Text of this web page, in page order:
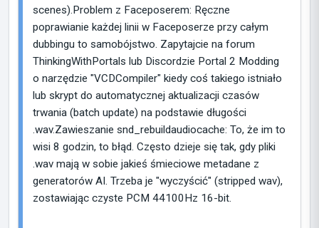
scenes).Problem z Faceposerem: Ręczne
poprawianie każdej linii w Faceposerze przy całym
dubbingu to samobójstwo. Zapytajcie na forum
ThinkingWithPortals lub Discordzie Portal 2 Modding
o narzędzie "VCDCompiler" kiedy coś takiego istniało
lub skrypt do automatycznej aktualizacji czasów
trwania (batch update) na podstawie długości
.wav.Zawieszanie snd_rebuildaudiocache: To, że im to
wisi 8 godzin, to błąd. Często dzieje się tak, gdy pliki
.wav mają w sobie jakieś śmieciowe metadane z
generatorów AI. Trzeba je "wyczyścić" (stripped wav),
zostawiając czyste PCM 44100Hz 16-bit.